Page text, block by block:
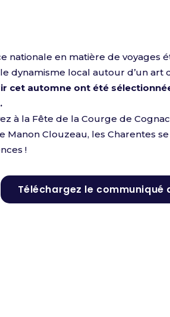
nationale en matière de voyages
dynamisme local autour d’un art
cet automne ont été
à la Fête de la Courge de
Manon Clouzeau, les Charentes
!
Téléchargez le communiqué